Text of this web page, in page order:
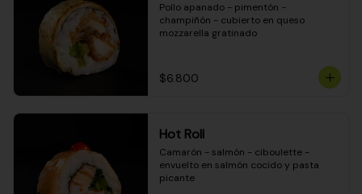
Pollo apanado - pimentón -
champiñón - cubierto en queso
mozzarella gratinado
$6.800
Hot Roll
Camarón - salmón - ciboulette -
envuelto en salmón cocido y pasta
picante